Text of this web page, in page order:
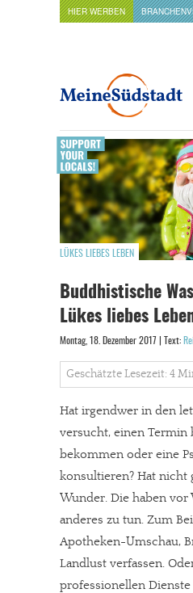
HIER WERBEN
LÜKES LIEBES LEBEN
Buddhistische
Lükes liebes
Montag, 18. Dezember 2017 | Text:
Geschätzte Lesezeit: 4
Hat irgendwer in den
versucht, einen Termin
bekommen oder eine
konsultieren? Hat nicht
Wunder. Die haben vor
anderes zu tun. Zum
Apotheken-Umschau,
Landlust verfassen.
professionellen